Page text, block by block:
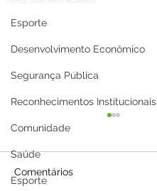
Esporte
Desenvolvimento Econômico
Segurança Pública
Reconhecimentos Institucionais
Comunidade
Saúde
Esporte
Comentários